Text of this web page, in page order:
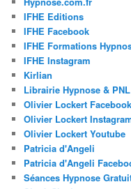
IFHE Editions
IFHE Facebook
IFHE Formations
IFHE Instagram
Kirlian
Librairie Hypnose & PNL
Olivier Lockert Facebook
Olivier Lockert
Olivier Lockert Youtube
Patricia d'Angeli
Patricia d'Angeli
Séances Hypnose